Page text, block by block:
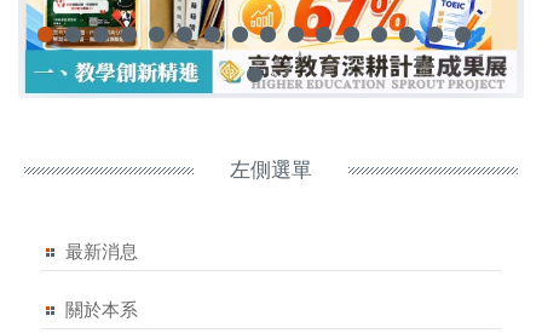
左側選單
最新消息
關於本系